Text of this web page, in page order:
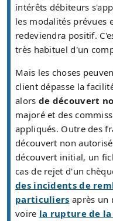
intérêts débiteurs
les modalités prévues
redeviendra positif.
très habituel d'un
Mais les choses
client dépasse la
alors de découvert
majoré et des
appliqués. Outre des
découvert non
découvert initial, un
cas de rejet d'un
des incidents de
particuliers après un
voire la rupture de